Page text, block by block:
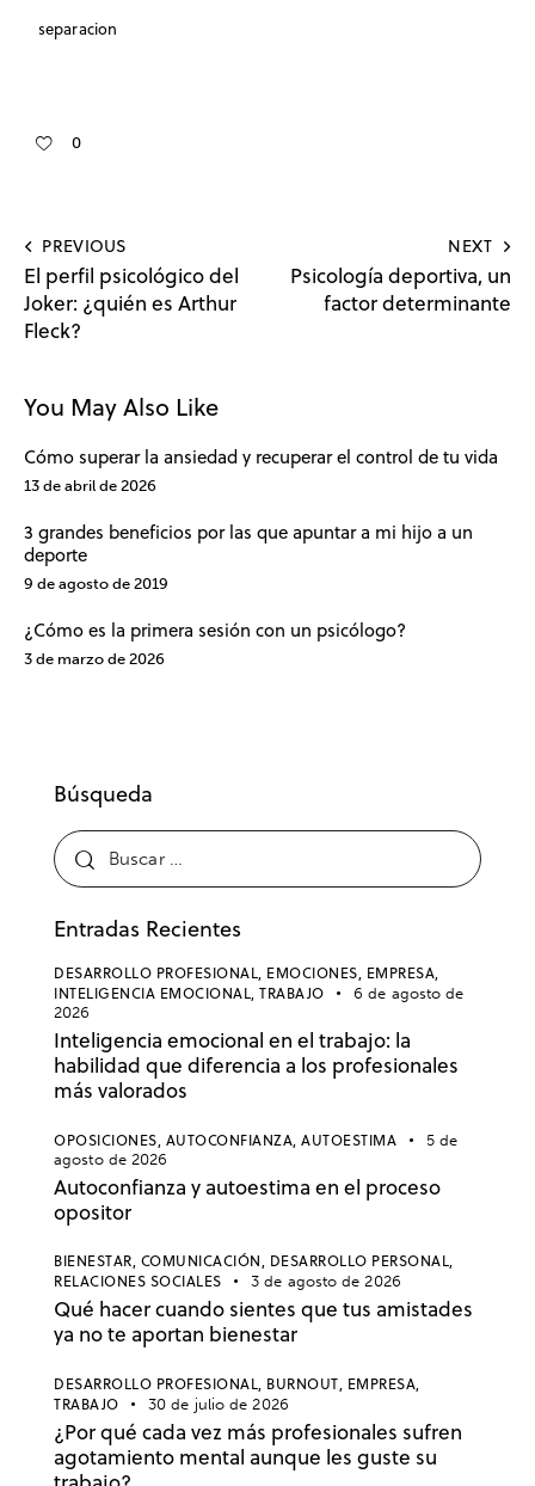
separacion
0
PREVIOUS
El perfil psicológico del
Joker: ¿quién es Arthur
Fleck?
NEXT
Psicología deportiva, un
factor determinante
You May Also Like
Cómo superar la ansiedad y recuperar el control de tu vida
13 de abril de 2026
3 grandes beneficios por las que apuntar a mi hijo a un
deporte
9 de agosto de 2019
¿Cómo es la primera sesión con un psicólogo?
3 de marzo de 2026
Búsqueda
Entradas Recientes
DESARROLLO PROFESIONAL, EMOCIONES, EMPRESA,
INTELIGENCIA EMOCIONAL, TRABAJO
6 de agosto de
2026
Inteligencia emocional en el trabajo: la
habilidad que diferencia a los profesionales
más valorados
OPOSICIONES, AUTOCONFIANZA, AUTOESTIMA
5 de
agosto de 2026
Autoconfianza y autoestima en el proceso
opositor
BIENESTAR, COMUNICACIÓN, DESARROLLO PERSONAL,
RELACIONES SOCIALES
3 de agosto de 2026
Qué hacer cuando sientes que tus amistades
ya no te aportan bienestar
DESARROLLO PROFESIONAL, BURNOUT, EMPRESA,
TRABAJO
30 de julio de 2026
¿Por qué cada vez más profesionales sufren
agotamiento mental aunque les guste su